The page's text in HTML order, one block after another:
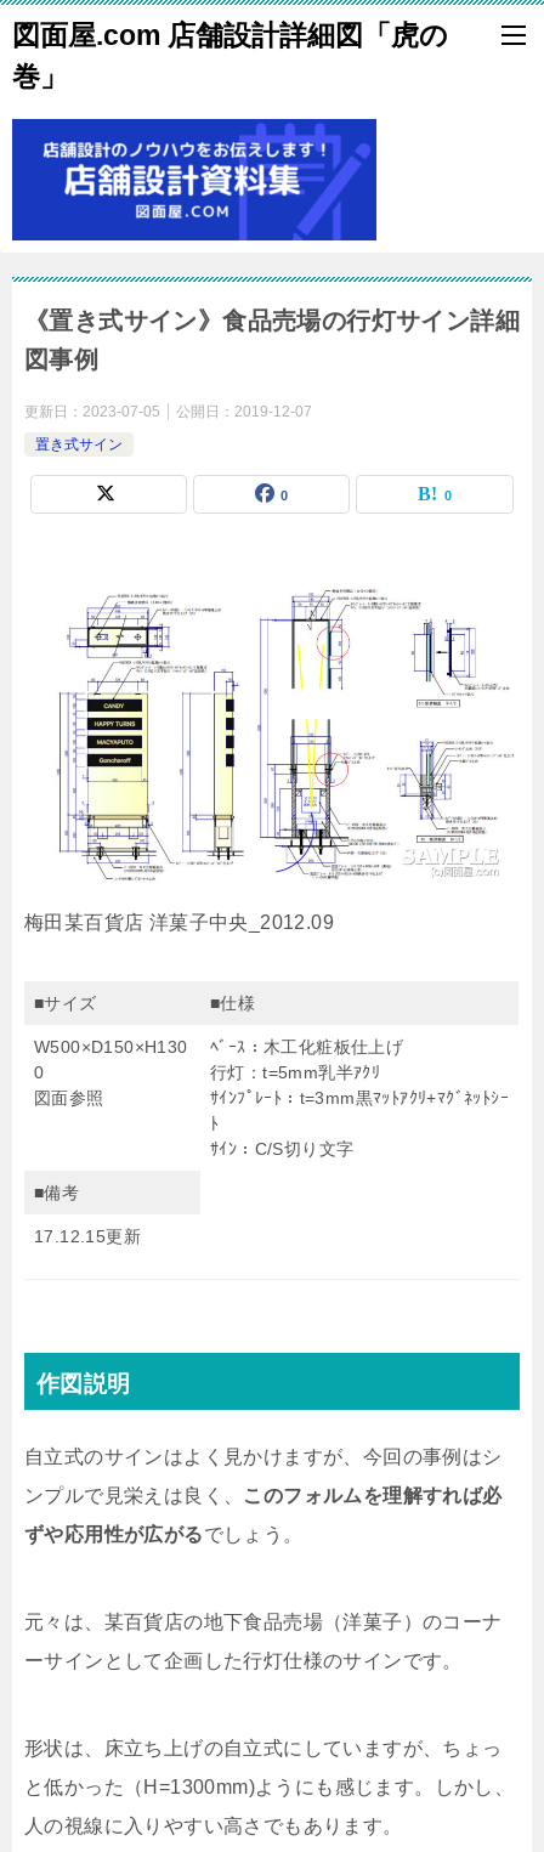
図面屋.com 店舗設計詳細図「虎の
巻」
《置き式サイン》食品売場の行灯サイン詳細
図事例
更新日： 2023-07-05 公開日： 2019-12-07
置き式サイン
0 0
梅田某百貨店 洋菓子中央_2012.09
■サイズ ■仕様
W500×D150×H130
0
図面参照
ﾍﾞｰｽ：木工化粧板仕上げ
行灯：t=5mm乳半ｱｸﾘ
ｻｲﾝﾌﾟﾚｰﾄ：t=3mm黒ﾏｯﾄｱｸﾘ+ﾏｸﾞﾈｯﾄｼｰ
ﾄ
ｻｲﾝ：C/S切り文字
■備考
17.12.15更新
作図説明
自立式のサインはよく見かけますが、今回の事例はシ
ンプルで見栄えは良く、 このフォルムを理解すれば必
ずや応用性が広がるでしょう。
元々は、某百貨店の地下食品売場（洋菓子）のコーナ
ーサインとして企画した行灯仕様のサインです。
形状は、床立ち上げの自立式にしていますが、ちょっ
と低かった（H=1300mm)ようにも感じます。しかし、
人の視線に入りやすい高さでもあります。